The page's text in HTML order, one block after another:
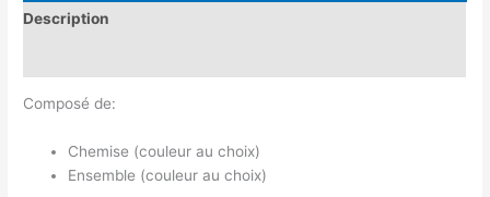
Description
Composé de:
Chemise (couleur au choix)
Ensemble (couleur au choix)